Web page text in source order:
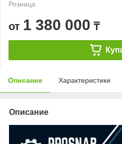
Розница
от 1 380 000 ₸
Описание Характеристики
Описание